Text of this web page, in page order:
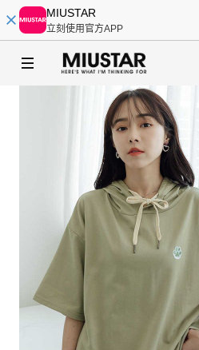
MIUSTAR
立刻使用官方APP